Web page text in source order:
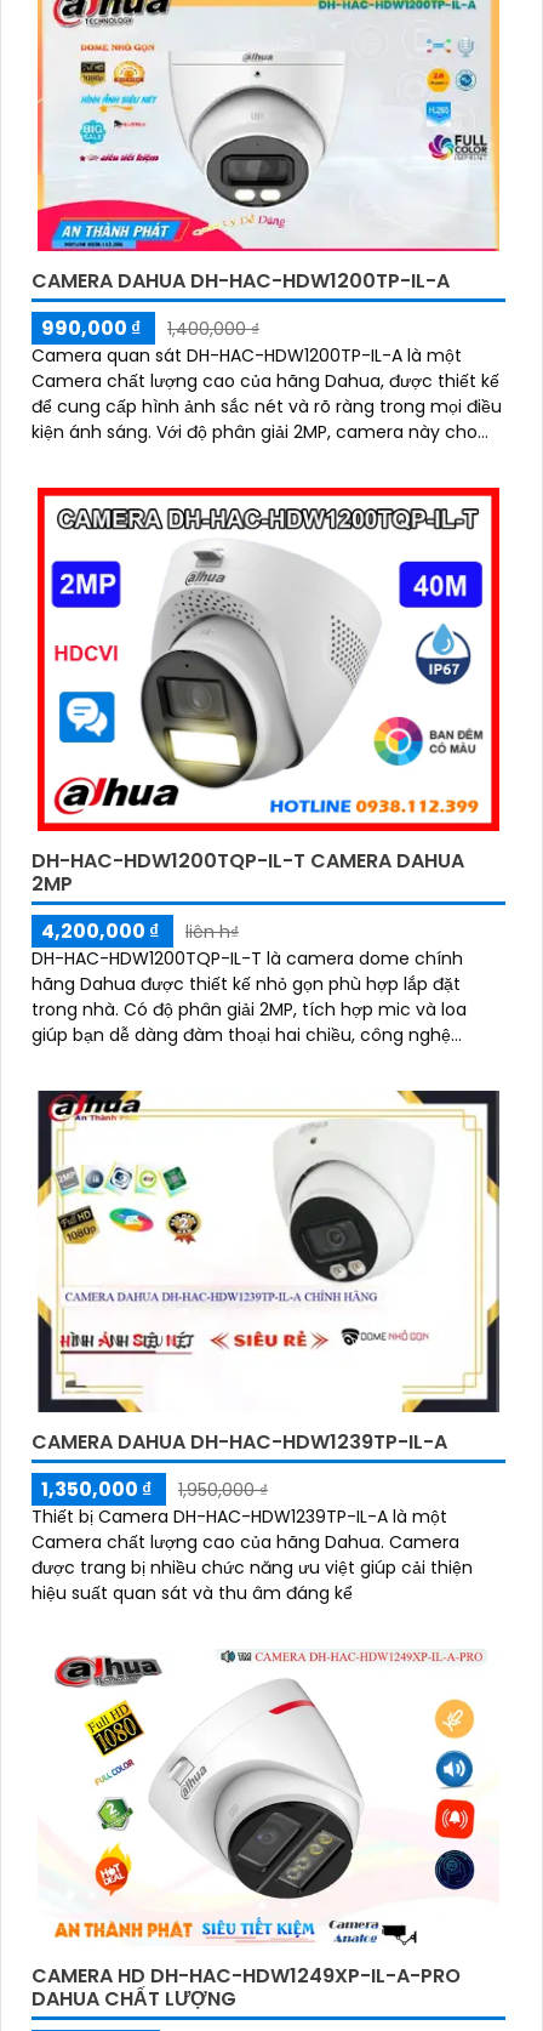
CAMERA DAHUA DH-HAC-HDW1200TP-IL-A
990,000 ₫
1,400,000 ₫
Camera quan sát DH-HAC-HDW1200TP-IL-A là một
Camera chất lượng cao của hãng Dahua, được thiết kế
để cung cấp hình ảnh sắc nét và rõ ràng trong mọi điều
kiện ánh sáng. Với độ phân giải 2MP, camera này cho
DH-HAC-HDW1200TQP-IL-T CAMERA DAHUA
2MP
4,200,000 ₫
liên h₫
DH-HAC-HDW1200TQP-IL-T là camera dome chính
hãng Dahua được thiết kế nhỏ gọn phù hợp lắp đặt
trong nhà. Có độ phân giải 2MP, tích hợp mic và loa
giúp bạn dễ dàng đàm thoại hai chiều, công nghệ
CAMERA DAHUA DH-HAC-HDW1239TP-IL-A
1,350,000 ₫
1,950,000 ₫
Thiết bị Camera DH-HAC-HDW1239TP-IL-A là một
Camera chất lượng cao của hãng Dahua. Camera
được trang bị nhiều chức năng ưu việt giúp cải thiện
hiệu suất quan sát và thu âm đáng kể
CAMERA HD DH-HAC-HDW1249XP-IL-A-PRO
DAHUA CHẤT LƯỢNG